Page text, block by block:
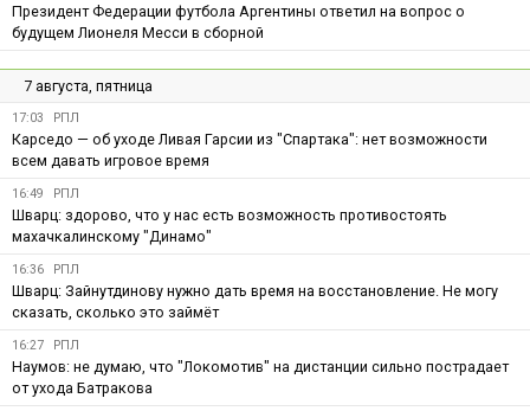
Президент Федерации футбола Аргентины ответил на вопрос о
будущем Лионеля Месси в сборной
7 августа, пятница
17:03 РПЛ
Карседо — об уходе Ливая Гарсии из "Спартака": нет возможности
всем давать игровое время
16:49 РПЛ
Шварц: здорово, что у нас есть возможность противостоять
махачкалинскому "Динамо"
16:36 РПЛ
Шварц: Зайнутдинову нужно дать время на восстановление. Не могу
сказать, сколько это займёт
16:27 РПЛ
Наумов: не думаю, что "Локомотив" на дистанции сильно пострадает
от ухода Батракова